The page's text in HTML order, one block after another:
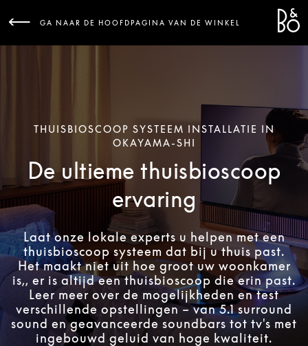
GA NAAR DE HOOFDPAGINA VAN DE WINKEL
THUISBIOSCOOP SYSTEEM INSTALLATIE IN
OKAYAMA-SHI
De ultieme thuisbioscoop
ervaring
Laat onze lokale experts u helpen met een
thuisbioscoop systeem dat bij u thuis past.
Het maakt niet uit hoe groot uw woonkamer
is,, er is altijd een thuisbioscoop die erin past.
Leer meer over de mogelijkheden en test
verschillende opstellingen – van 5.1 surround
sound en geavanceerde soundbars tot tv's met
ingebouwd geluid van hoge kwaliteit.